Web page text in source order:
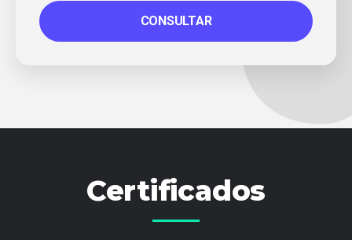
CONSULTAR
Certificados